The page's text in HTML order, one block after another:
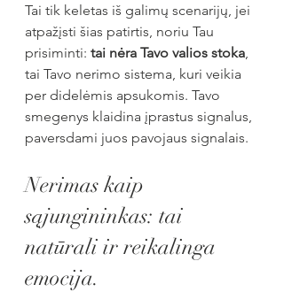
Tai tik keletas iš galimų scenarijų, jei
atpažįsti šias patirtis, noriu Tau
prisiminti: tai nėra Tavo valios stoka
tai Tavo nerimo sistema, kuri veikia
per didelėmis apsukomis. Tavo
smegenys klaidina įprastus signalus,
paversdami juos pavojaus signalais.
Nerimas kaip
sąjungininkas: tai
natūrali ir reikalinga
emocija.